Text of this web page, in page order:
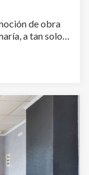
de obra
a tan solo
con
responder a
cuadrado ha
La
4